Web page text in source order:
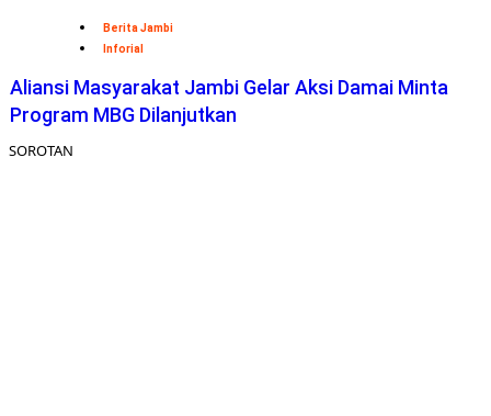
Berita Jambi
Inforial
Aliansi Masyarakat Jambi Gelar Aksi Damai Minta
Program MBG Dilanjutkan
SOROTAN